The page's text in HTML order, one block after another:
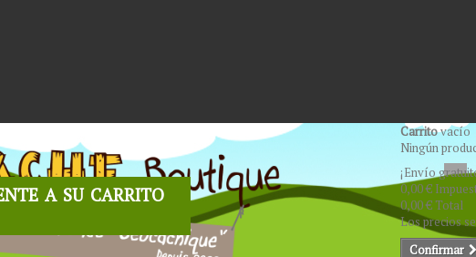
Carritovacío
Ningún
¡Envío
0,00 €
0,00 €Total
Los precios
Confirmar
a su carrito